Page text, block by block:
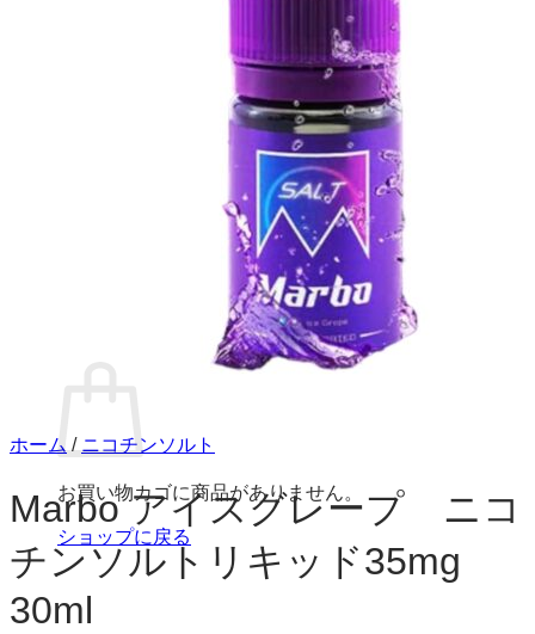
合計金額：
お買い物カゴに商品がありません。
ショップに戻る
ホーム / ニコチンソルト
Marbo アイスグレープ ニコ
チンソルトリキッド35mg
30ml